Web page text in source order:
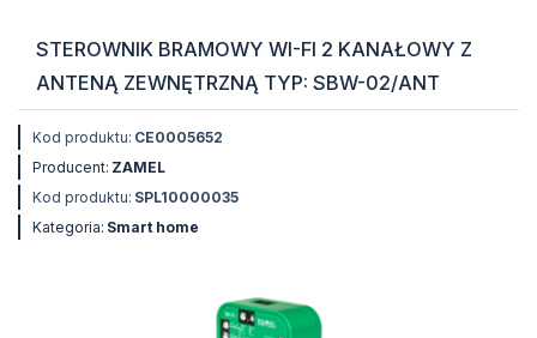
STEROWNIK BRAMOWY WI-FI 2 KANAŁOWY Z
ANTENĄ ZEWNĘTRZNĄ TYP: SBW-02/ANT
Kod produktu: CE0005652
Producent: ZAMEL
Kod produktu: SPL10000035
Kategoria: Smart home